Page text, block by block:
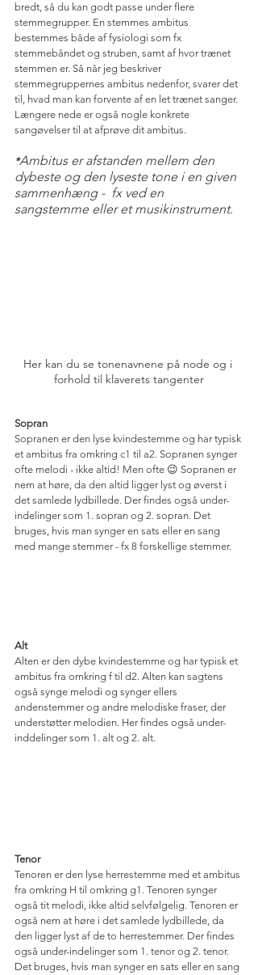
bredt, så du kan godt passe under flere
stemmegrupper. En stemmes ambitus
bestemmes både af fysiologi som fx
stemmebåndet og struben, samt af hvor trænet
stemmen er. Så når jeg beskriver
stemmegruppernes ambitus nedenfor, svarer det
til, hvad man kan forvente af en let trænet sanger.
Længere nede er også nogle konkrete
sangøvelser til at afprøve dit ambitus.
*Ambitus er afstanden mellem den
dybeste og den lyseste tone i en given
sammenhæng -  fx ved en
sangstemme eller et musikinstrument.
Her kan du se tonenavnene på node og i
forhold til klaverets tangenter
Sopran
Sopranen er den lyse kvindestemme og har typisk
et ambitus fra omkring c1 til a2. Sopranen synger
ofte melodi - ikke altid! Men ofte 😉 Sopranen er
nem at høre, da den altid ligger lyst og øverst i
det samlede lydbillede. Der findes også under-
indelinger som 1. sopran og 2. sopran. Det
bruges, hvis man synger en sats eller en sang
med mange stemmer - fx 8 forskellige stemmer.
Alt
Alten er den dybe kvindestemme og har typisk et
ambitus fra omkring f til d2. Alten kan sagtens
også synge melodi og synger ellers
andenstemmer og andre melodiske fraser, der
understøtter melodien. Her findes også under-
inddelinger som 1. alt og 2. alt.
Tenor
Tenoren er den lyse herrestemme med et ambitus
fra omkring H til omkring g1. Tenoren synger
også tit melodi, ikke altid selvfølgelig. Tenoren er
også nem at høre i det samlede lydbillede, da
den ligger lyst af de to herrestemmer. Der findes
også under-indelinger som 1. tenor og 2. tenor.
Det bruges, hvis man synger en sats eller en sang